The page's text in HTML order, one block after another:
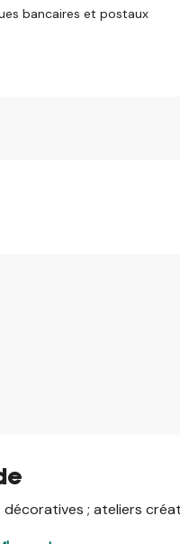
bancaires et postaux
; ateliers